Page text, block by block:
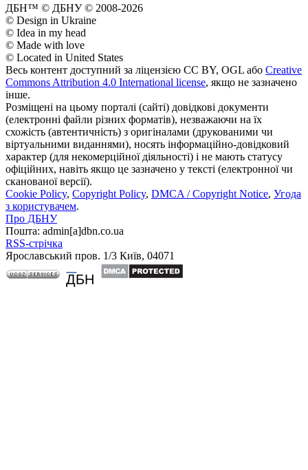
ДБН™ © ДБНУ © 2008-2026
© Design in Ukraine
© Idea in my head
© Made with love
© Located in United States
Весь контент доступний за ліцензією CC BY, OGL або Creative
Commons Attribution 4.0 International license, якщо не зазначено
інше.
Розміщені на цьому порталі (сайті) довідкові документи
(електронні файли різних форматів), незважаючи на їх
схожість (автентичність) з оригіналами (друкованими чи
віртуальними виданнями), носять інформаційно-довідковий
характер (для некомерційної діяльності) і не мають статусу
офіційних, навіть якщо це зазначено у тексті (електронної чи
сканованої версії).
Cookie Policy, Copyright Policy, DMCA / Copyright Notice, Угода
з користувачем.
Про ДБНУ
Пошта: admin[а]dbn.co.ua
RSS-стрічка
Ярославський пров. 1/3 Київ, 04071